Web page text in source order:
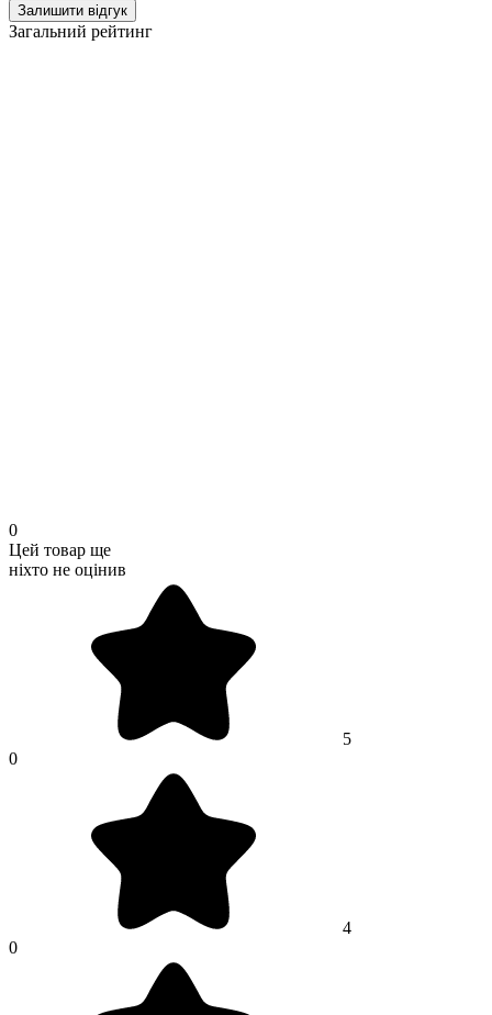
Залишити відгук
Загальний рейтинг
0
Цей товар ще
ніхто не оцінив
5
0
4
0